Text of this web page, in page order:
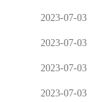
2023-07-03
2023-07-03
2023-07-03
2023-07-03